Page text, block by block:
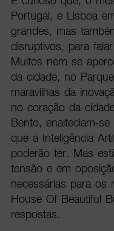
Portugal, e Lisboa
grandes, mas
disruptivos, para
Muitos nem se
da cidade, no
maravilhas da
no coração da
Bento, enalteciam-
que a Inteligência
poderão ter. Mas
tensão e em
necessárias para os
House Of Beautiful
respostas.